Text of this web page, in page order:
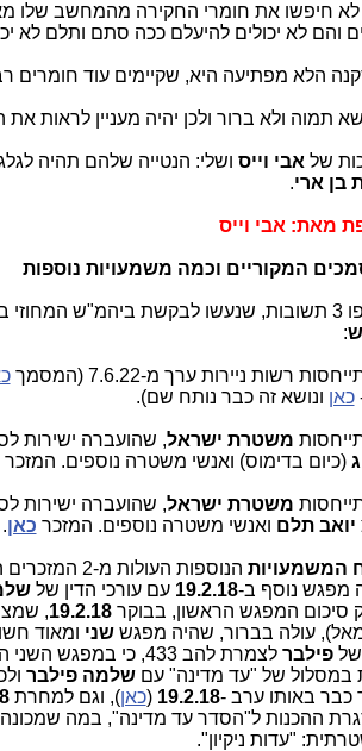
חיפשו את חומרי החקירה מהמחשב שלו
והם לא יכולים להיעלם ככה סתם ותלם לא
הלא מפתיעה היא, שקיימים עוד חומרים
תמוה ולא ברור ולכן יהיה מעניין לראות
של אבי וייס ושלי: הנטייה שלהם תהיה
בן ארי.
מאת: אבי וייס
המקוריים וכמה משמעויות נוספות
(בעקבות בקשות עו"ד
:
כאן ונושא זה כבר נותח שם).
משטרת ישראל, שהועברה ישירות לסנגורים
(כיום בדימוס) ואנשי משטרה נוספים. המזכר
משטרת ישראל
יואב תלם ואנשי משטרה נוספים. המזכר כאן.
המשמעויות הנוספות העולות מ-2 המזכרים החדשים של
מפגש נוסף ב-19.2.18 עם עורכי הדין של
סיכום המפגש הראשון, בבוקר19.2.18
,
עולה בברור, שהיה מפגששני ומאוד
שלפילברלצמרת להב 433, כי במפגש השני הזה
במסלול של "עד מדינה" עםשלמה פילבר
כבר באותו ערב -19.2.18
(כאן), וגם למחרת
ההכנות ל"הסדר עד מדינה", במה שמכונה
"עדות ניקיון".